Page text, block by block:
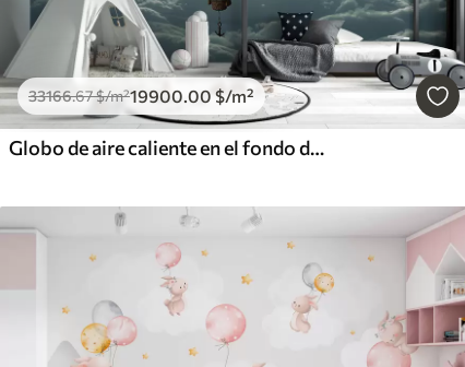
33166.67$/m²19900 .00 $/m²
Globo de aire caliente en el fondo del cielo nocturno